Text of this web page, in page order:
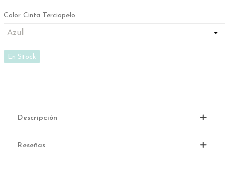
Color Cinta Terciopelo
En Stock
Descripción
Reseñas